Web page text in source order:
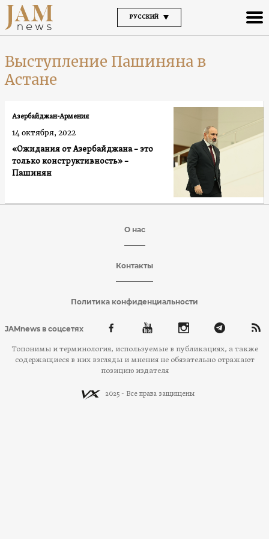
РУССКИЙ
Выступление Пашиняна в
Астане
«Ожидания от Азербайджана – это
только конструктивность» –
Пашинян
Азербайджан-Армения
14 октября, 2022
О нас
Контакты
Политика конфиденциальности
JAMnews в соцсетях
Топонимы и терминология, используемые в публикациях, а также
содержащиеся в них взгляды и мнения не обязательно отражают
позицию издателя
2025 - Все права защищены